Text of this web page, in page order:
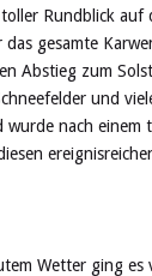
Rundblick auf
gesamte
Abstieg zum
und
nach einem
Wetter ging es